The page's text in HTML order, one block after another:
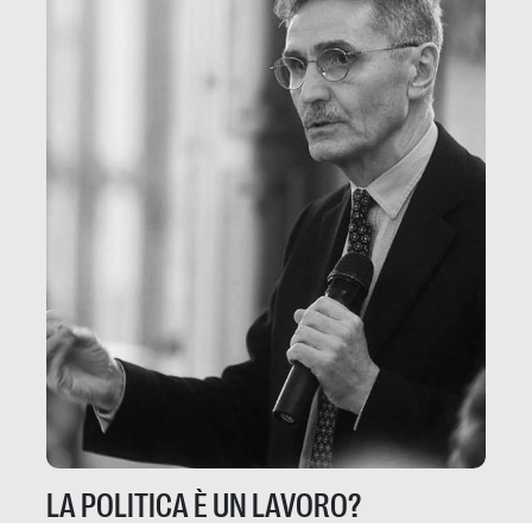
LA POLITICA È UN LAVORO?